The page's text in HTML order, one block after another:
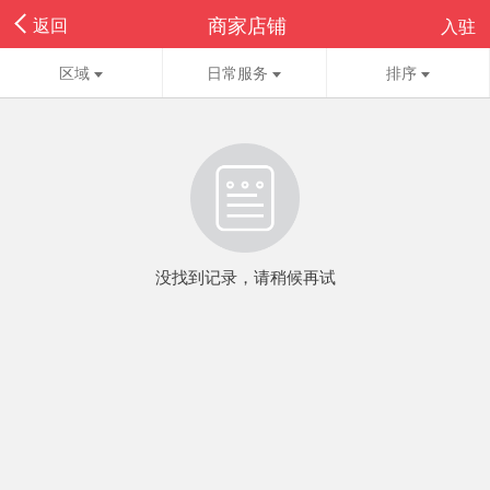
返回 商家店铺 入驻
区域 日常服务 排序
没找到记录，请稍候再试